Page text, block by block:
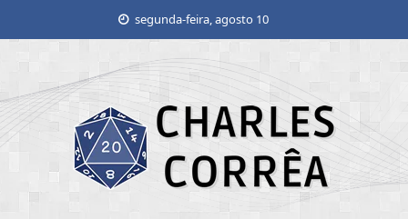
segunda-feira, agosto 10